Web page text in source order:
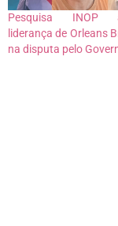
Pesquisa INOP
liderança de Orleans
na disputa pelo